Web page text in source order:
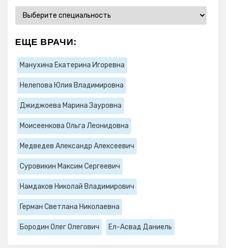
ЕЩЕ ВРАЧИ:
Манухина Екатерина Игоревна
Нелепова Юлия Владимировна
Джиджоева Марина Зауровна
Моисеенкова Ольга Леонидовна
Медведев Александр Алексеевич
Суровикин Максим Сергеевич
Намдаков Николай Владимирович
Герман Светлана Николаевна
Бородин Олег Олегович Ел-Асвад Даниель